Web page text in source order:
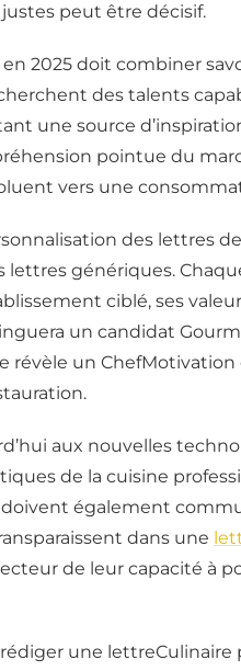
peut être décisif.
2025 doit combiner
des talents
une source
pointue du
vers une
des lettres
lettres génériques.
ciblé, ses
un candidat
révèle un
aux nouvelles
de la cuisine
doivent également
dans une
de leur capacité à
une